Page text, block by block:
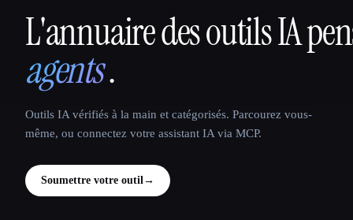
That AI Collection
L'annuaire des outils IA
agents.
Outils IA vérifiés à la main et catégorisés. Parcourez vous-
même, ou connectez votre assistant IA via MCP.
Soumettre votre outil →